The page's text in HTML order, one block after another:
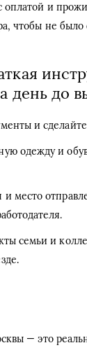
оплатой и
чтобы не было
день до
и
одежду и
и место
семьи и
— это